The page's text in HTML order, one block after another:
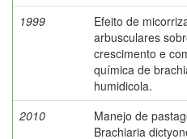
1999
Efeito de
arbusculares
crescimento e
química de
humidicola.
2010
Manejo de
Brachiaria